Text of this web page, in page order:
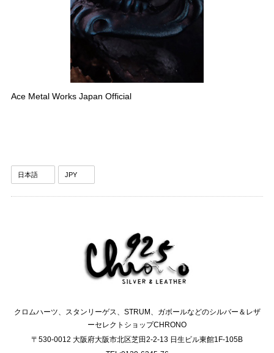
Ace Metal Works Japan Official
クロムハーツ、スタンリーゲス、STRUM、ガボールなどのシルバー＆レザ
ーセレクトショップCHRONO
〒530-0012 大阪府大阪市北区芝田2-2-13 日生ビル東館1F-105B